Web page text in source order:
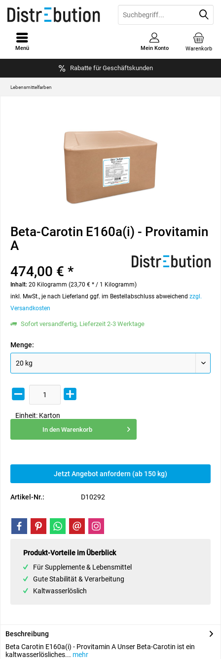
Rabatte für Geschäftskunden
Warenkorb
Mein Konto
Menü
Lebensmittelfarben
Beta-Carotin E160a(i) - Provitamin
A
474,00 € *
Inhalt: 20 Kilogramm (23,70 € * / 1 Kilogramm)
inkl. MwSt., je nach Lieferland ggf. im Bestellabschluss abweichend zzgl.
Versandkosten
Sofort versandfertig, Lieferzeit 2-3 Werktage
Menge:
Einheit: Karton
In den Warenkorb
Jetzt Angebot anfordern (ab 150 kg)
Artikel-Nr.: D10292
Produkt-Vorteile im Überblick
Für Supplemente & Lebensmittel
Gute Stabilität & Verarbeitung
Kaltwasserlöslich
Beschreibung
Beta Carotin E160a(i) - Provitamin A Unser Beta-Carotin ist ein
kaltwasserlösliches... mehr